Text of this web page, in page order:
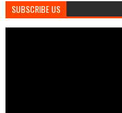
SUBSCRIBE US